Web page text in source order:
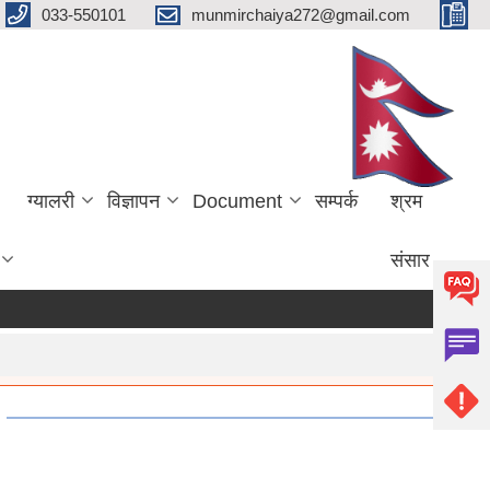
033-550101 munmirchaiya272@gmail.com
ग्यालरी विज्ञापन Document सम्पर्क श्रम
संसार